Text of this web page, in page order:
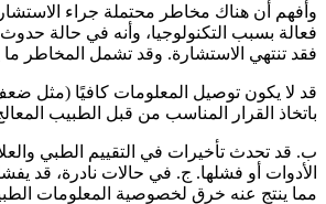
وأفهم أن هناك مخاطر محتملة جراء
فعالة بسبب التكنولوجيا، وأنه في حالة
فقد تنتهي الاستشارة. وقد تشمل المخاطر ما
قد لا يكون توصيل المعلومات كافيًا (مثل
باتخاذ القرار المناسب من قبل الطبيب
ب. قد تحدث تأخيرات في التقييم الطبي
الأدوات أو فشلها. ج. في حالات نادرة، قد
مما ينتج عنه خرق لخصوصية المعلومات